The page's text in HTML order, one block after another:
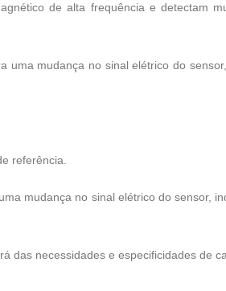
de alta frequência e detectam
mudança no sinal elétrico do
referência.
mudança no sinal elétrico do sensor,
das necessidades e especificidades de